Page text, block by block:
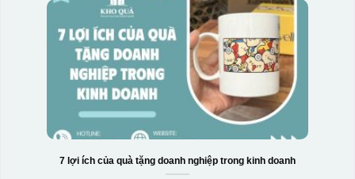
7 lợi ích của quà tặng doanh nghiệp trong kinh doanh